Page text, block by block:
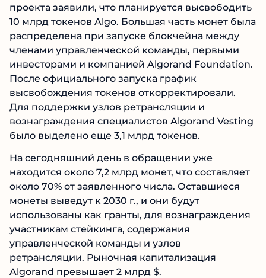
проекта заявили, что планируется высвободить
10 млрд токенов Algo. Большая часть монет была
распределена при запуске блокчейна между
членами управленческой команды, первыми
инвесторами и компанией Algorand Foundation.
После официального запуска график
высвобождения токенов откорректировали.
Для поддержки узлов ретрансляции и
вознаграждения специалистов Algorand Vesting
было выделено еще 3,1 млрд токенов.
На сегодняшний день в обращении уже
находится около 7,2 млрд монет, что составляет
около 70% от заявленного числа. Оставшиеся
монеты выведут к 2030 г., и они будут
использованы как гранты, для вознаграждения
участникам стейкинга, содержания
управленческой команды и узлов
ретрансляции. Рыночная капитализация
Algorand превышает 2 млрд $.